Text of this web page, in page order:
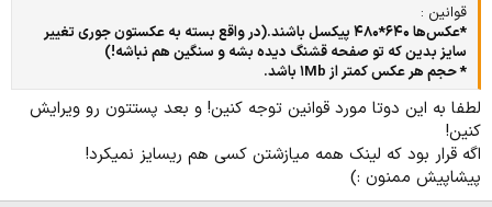
قوانین :
*عکس‌ها ۶۴۰*۴۸۰ پیکسل باشند.(در واقع بسته به عکستون جوری تغییر
سایز بدین که تو صفحه قشنگ دیده بشه و سنگین هم نباشه!)
* حجم هر عکس کمتر از ۱Mb باشد.
لطفا به این دوتا مورد قوانین توجه کنین! و بعد پستتون رو ویرایش
کنین!
اگه قرار بود که لینک همه میازشتن کسی هم ریسایز نمیکرد!
پیشاپیش ممنون :)